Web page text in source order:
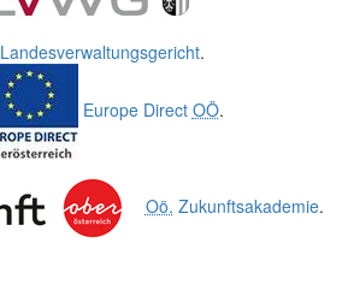
Landesverwaltungsgericht.
Europe Direct OÖ.
Oö. Zukunftsakademie.